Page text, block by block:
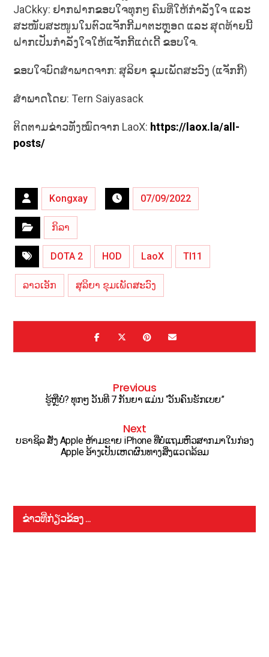
JaCkky: ຢາກຝາກຂອບໃຈທຸກໆ ຄົນທີ່ໃຫ້ກໍາລັງໃຈ ແລະ
ສະໜັບສະໜູນໃນຕົວແຈັກກີ້ມາຕະຫຼອດ ແລະ ສຸດທ້າຍນີ້
ຝາກເປັນກໍາລັງໃຈໃຫ້ແຈັກກີ້ແດ່ເດີ້ ຂອບໃຈ.
ຂອບໃຈບົດສຳພາດຈາກ: ສຸລິຍາ ຂຸມເພັດສະວົງ (ແຈັກກີ້)
ສຳພາດໂດຍ: Tern Saiyasack
ຕິດຕາມຂ່າວທັງໝົດຈາກ LaoX: https://laox.la/all-
posts/
Kongxay 07/09/2022
ກິລາ
DOTA 2 HOD LaoX TI11
ລາວເອັກ ສຸລິຍາ ຂຸມເພັດສະວົງ
Previous
ຮູ້ຫຼືບໍ່? ທຸກໆ ວັນທີ 7 ກັນຍາ ແມ່ນ “ວັນຄົນຮັກເບຍ”
Next
ບຣາຊິລ ສັ່ງ Apple ຫ້າມຂາຍ iPhone ທີ່ບໍ່ແຖມຫົວສາກມາໃນກ່ອງ
Apple ອ້າງເປັນເຫດຜົນທາງສິ່ງແວດລ້ອມ
ຂ່າວທີ່ກ່ຽວຂ້ອງ ...